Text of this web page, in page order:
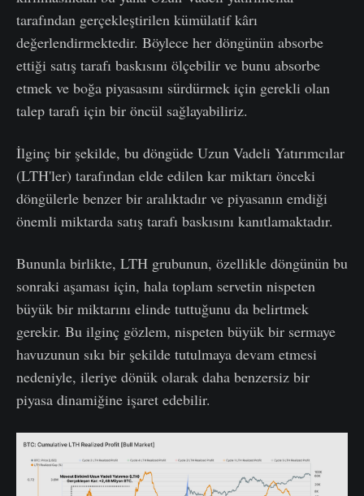
tarafından gerçekleştirilen kümülatif kârı
değerlendirmektedir. Böylece her döngünün absorbe
ettiği satış tarafı baskısını ölçebilir ve bunu absorbe
etmek ve boğa piyasasını sürdürmek için gerekli olan
talep tarafı için bir öncül sağlayabiliriz.
İlginç bir şekilde, bu döngüde Uzun Vadeli Yatırımcılar
(LTH'ler) tarafından elde edilen kar miktarı önceki
döngülerle benzer bir aralıktadır ve piyasanın emdiği
önemli miktarda satış tarafı baskısını kanıtlamaktadır.
Bununla birlikte, LTH grubunun, özellikle döngünün bu
sonraki aşaması için, hala toplam servetin nispeten
büyük bir miktarını elinde tuttuğunu da belirtmek
gerekir. Bu ilginç gözlem, nispeten büyük bir sermaye
havuzunun sıkı bir şekilde tutulmaya devam etmesi
nedeniyle, ileriye dönük olarak daha benzersiz bir
piyasa dinamiğine işaret edebilir.